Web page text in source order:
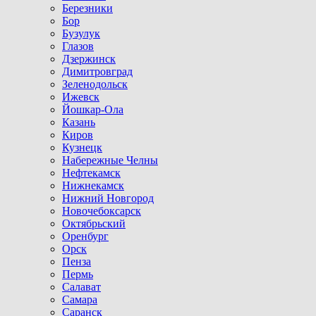
Березники
Бор
Бузулук
Глазов
Дзержинск
Димитровград
Зеленодольск
Ижевск
Йошкар-Ола
Казань
Киров
Кузнецк
Набережные Челны
Нефтекамск
Нижнекамск
Нижний Новгород
Новочебоксарск
Октябрьский
Оренбург
Орск
Пенза
Пермь
Салават
Самара
Саранск